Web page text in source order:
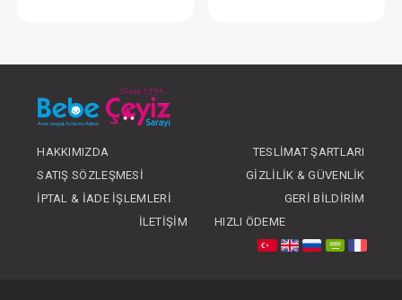
OLUNUZ
HAKKIMIZDA
TESLIMAT ŞARTLARI
SATIŞ SÖZLEŞMESI
GIZLILIK & GÜVENLIK
İPTAL & İADE İŞLEMLERI
GERI BILDIRIM
İLETIŞIM
HIZLI ÖDEME